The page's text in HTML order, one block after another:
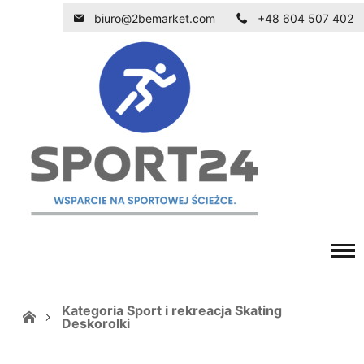
biuro@2bemarket.com +48 604 507 402
Kategoria Sport i rekreacja Skating
Deskorolki